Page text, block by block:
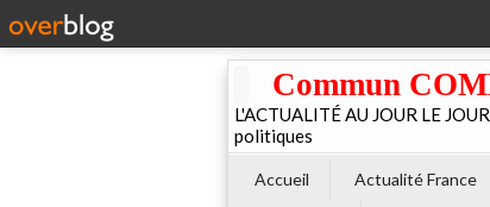
Commun
L'ACTUALITÉ AU JOUR LE
politiques
Accueil Actualité France